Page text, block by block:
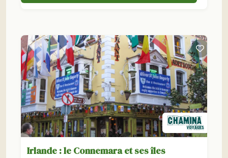
Irlande : le Connemara et ses îles